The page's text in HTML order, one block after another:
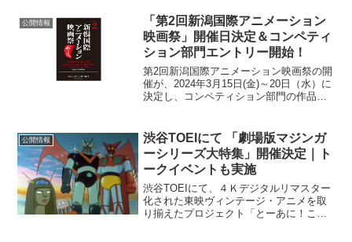
公開情報
「第2回新潟国際アニメーション
映画祭」開催日決定＆コンペティ
ション部門エントリー開始！
第2回新潟国際アニメーション映画祭の開
催が、2024年3月15日(金)～20日（水）に
決定し、コンペティション部門の作品募
錚々たる監督達が惜しみない賛辞を贈る
押井守監...
公開情報
渋谷TOEIにて 「劇場版マジンガ
ーシリーズ大特集」開催決定｜ト
ークイベントも実施
渋谷TOEIにて、４Ｋデジタルリマスター
化された東映ヴィンテージ・アニメを取
り揃えたプロジェクト「とーあに！これ